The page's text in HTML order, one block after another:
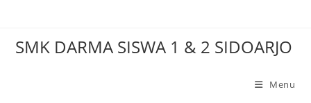
contentSMK DARMA SISWA 1 & 2 SIDOARJO
Menu